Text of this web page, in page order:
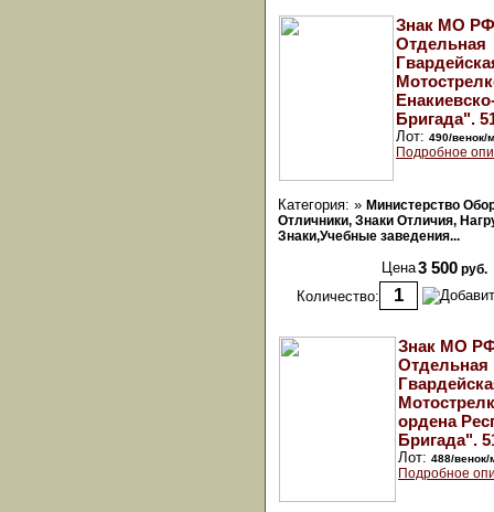
Знак МО РФ
Отдельная
Бригада".
Лот: 490/венок/
Подробное
Категория: » Министерство
Отличники, Знаки Отличия,
Знаки,Учебные заведения...
Цена3 500 руб.
Количество:
Знак МО
Отдельная
ордена
Бригада".
Лот: 488/венок/
Подробное